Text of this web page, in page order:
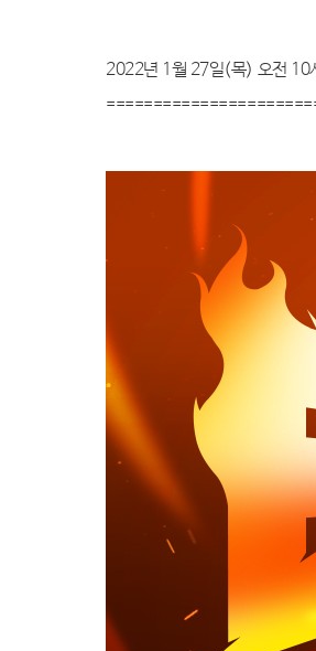
2022년 1월 27일(목) 오전 10